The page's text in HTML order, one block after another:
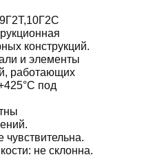
конструкций.
и элементы
работающих
под
чувствительна.
не склонна.